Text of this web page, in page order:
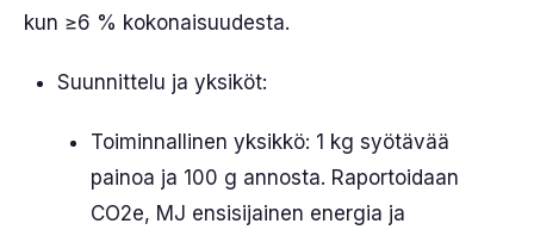
kun ≥6 % kokonaisuudesta.
Suunnittelu ja yksiköt:
Toiminnallinen yksikkö: 1 kg syötävää
painoa ja 100 g annosta. Raportoidaan
CO2e, MJ ensisijainen energia ja